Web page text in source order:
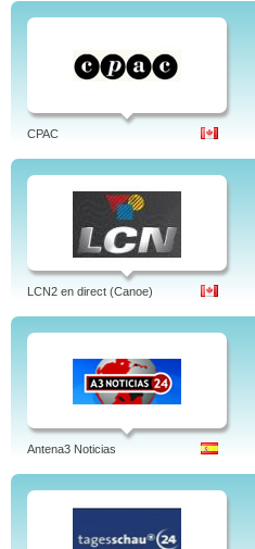
CPAC
LCN2 en direct (Canoe)
Antena3 Noticias